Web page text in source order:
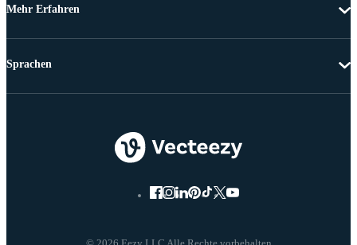
Mehr Erfahren
Sprachen